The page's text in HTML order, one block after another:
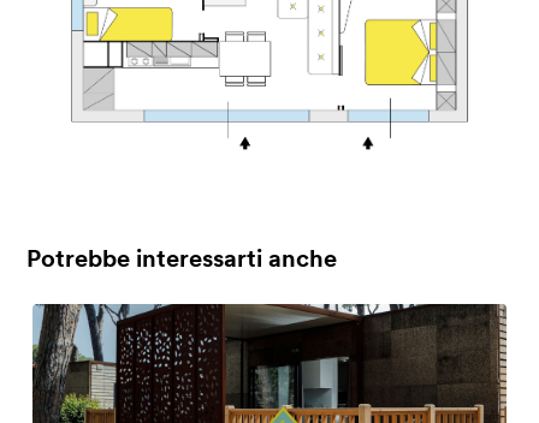
Potrebbe interessarti anche